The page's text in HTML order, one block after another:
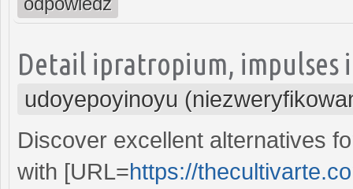
Detail ipratropium,
udoyepoyinoyu
Discover excellent alternatives
with [URL=https://